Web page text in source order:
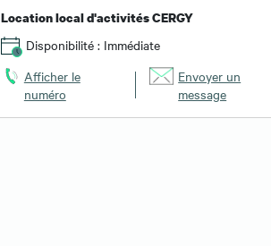
Location local d'activités CERGY
Disponibilité : Immédiate
Afficher le
numéro
Envoyer un
message